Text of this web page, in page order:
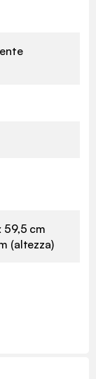
59,5 cm
(altezza)